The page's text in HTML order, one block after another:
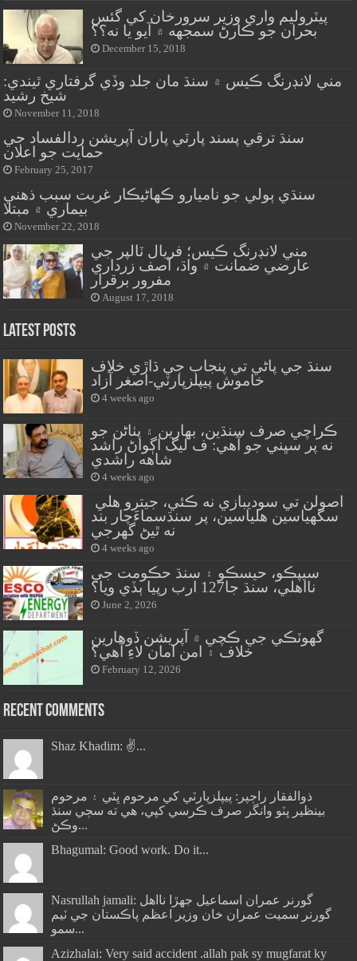
پيٽروليم واري وزير سرورخان کي گئس
بحران جو ڪارڻ سمجهه ۾ آيو يا نه؟؟
December 15, 2018
مني لانڊرنگ ڪيس ۾ سنڌ مان جلد وڏي گرفتاري ٿيندي:
شيخ رشيد
November 11, 2018
سنڌ ترقي پسند پارٽي پاران آپريشن ردالفساد جي
حمايت جو اعلان
February 25, 2017
سنڌي ٻولي جو ناميارو ڪهاڻيڪار غربت سبب ذهني
بيماري ۾ مبتلا
November 22, 2018
مني لانڊرنگ ڪيس؛ فريال ٽالپر جي
عارضي ضمانت ۾ واڌ، آصف زرداري
مفرور برقرار
August 17, 2018
Latest Posts
سنڌ جي پاڻي تي پنجاب جي ڌاڙي خلاف
خاموش پيپلزپارٽي-اصغر آزاد
4 weeks ago
ڪراچي صرف سنڌين، بهارين ۽ پٺاڻن جو
نه پر سڀني جو آهي: ف ليگ اڳواڻ راشد
شاهه راشدي
4 weeks ago
سگهياسين هلياسين، پر سنڌسماءَچار بند
نه ٿيڻ گهرجي
4 weeks ago
سيپڪو، حيسڪو ۽ سنڌ حڪومت جي
نااهلي، سنڌ جا127 ارب رپيا ٻڏي ويا؟
June 2, 2026
گهوٽڪي جي ڪچي ۾ آپريشن ڏوهارين
خلاف ۽ امن امان لاءِ آهي؟
February 12, 2026
Recent Comments
Shaz Khadim: ✌️...
ذوالفقار راڄپر: پيپلزپارٽي کي مرحوم ڀٽي ۽ مرحوم
بينظير ڀٽو وانگر صرف ڪرسي کپي، هي ته سڄي سنڌ
وڪڻ...
Bhagumal: Good work. Do it...
Nasrullah jamali: گورنر عمران اسماعيل جھڙا نااهل
گورنر سميت عمران خان وزير اعظم پاڪستان جي ٽيم
سمو...
Azizhalai: Very said accident .allah pak sy mugfarat ky